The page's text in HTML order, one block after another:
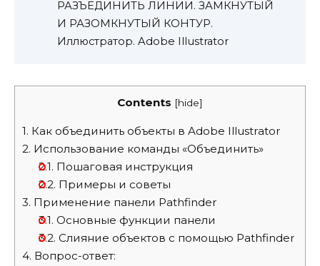
РАЗЪЕДИНИТЬ ЛИНИИ. ЗАМКНУТЫЙ
И РАЗОМКНУТЫЙ КОНТУР.
Иллюстратор. Adobe Illustrator
Contents [hide]
1. Как объединить объекты в Adobe Illustrator
2. Использование команды «Объединить»
2.1. Пошаговая инструкция
2.2. Примеры и советы
3. Применение панели Pathfinder
3.1. Основные функции панели
3.2. Слияние объектов с помощью Pathfinder
4. Вопрос-ответ: